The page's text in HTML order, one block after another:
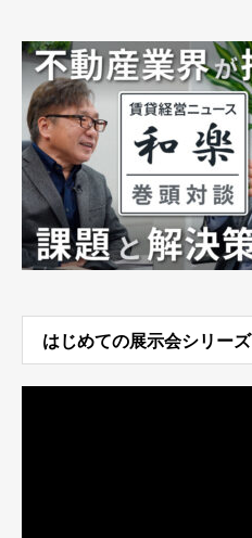
はじめての展示会シリーズ